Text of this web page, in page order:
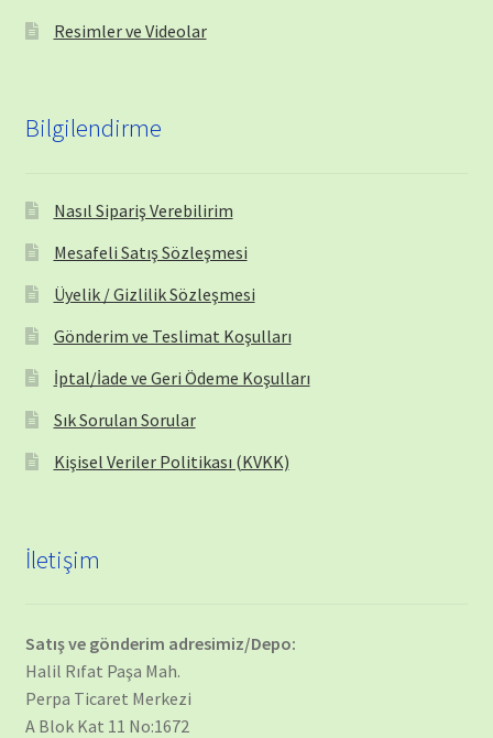
Resimler ve Videolar
Bilgilendirme
Nasıl Sipariş Verebilirim
Mesafeli Satış Sözleşmesi
Üyelik / Gizlilik Sözleşmesi
Gönderim ve Teslimat Koşulları
İptal/İade ve Geri Ödeme Koşulları
Sık Sorulan Sorular
Kişisel Veriler Politikası (KVKK)
İletişim
Satış ve gönderim adresimiz/Depo:
Halil Rıfat Paşa Mah.
Perpa Ticaret Merkezi
A Blok Kat 11 No:1672